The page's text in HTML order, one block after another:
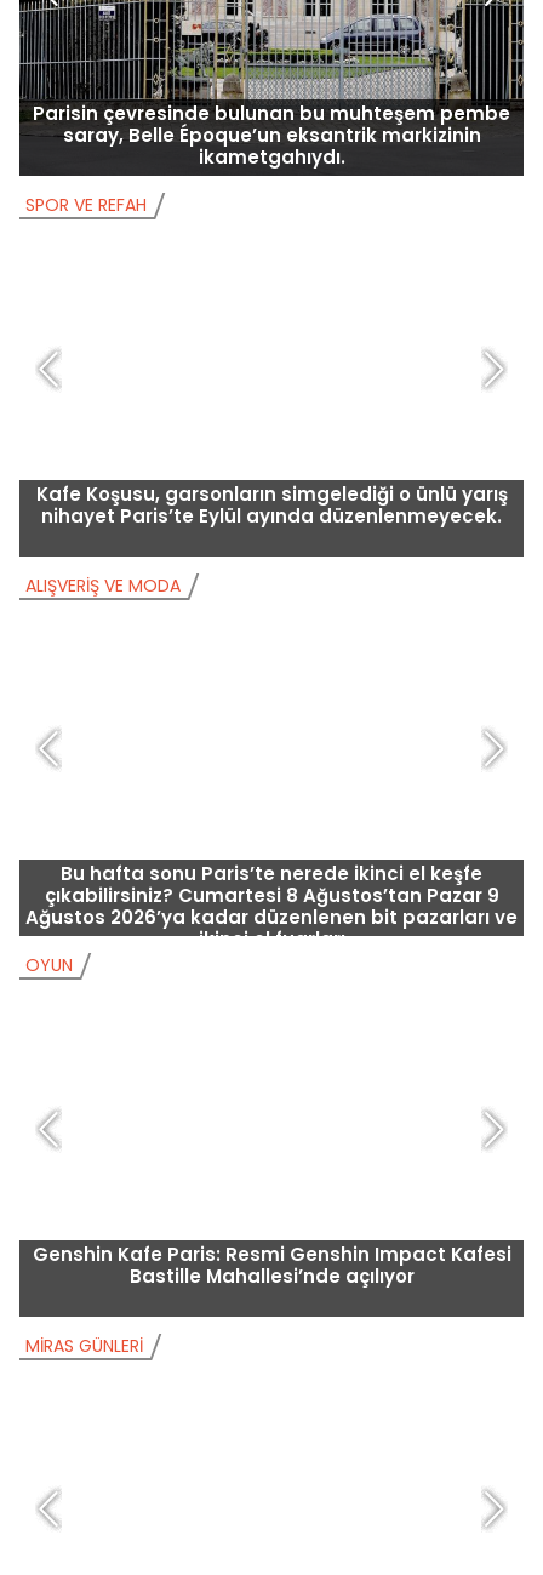
Parisin çevresinde bulunan bu muhteşem pembe
saray, Belle Époque’un eksantrik markizinin
ikametgahıydı.
Kafe Koşusu, garsonların simgelediği o ünlü yarış
nihayet Paris’te Eylül ayında düzenlenmeyecek.
SPOR VE REFAH
Bu hafta sonu Paris’te nerede ikinci el keşfe
çıkabilirsiniz? Cumartesi 8 Ağustos’tan Pazar 9
Ağustos 2026’ya kadar düzenlenen bit pazarları ve
ikinci el fuarları
ALIŞVERIŞ VE MODA
Genshin Kafe Paris: Resmi Genshin Impact Kafesi
Bastille Mahallesi’nde açılıyor
OYUN
MIRAS GÜNLERI